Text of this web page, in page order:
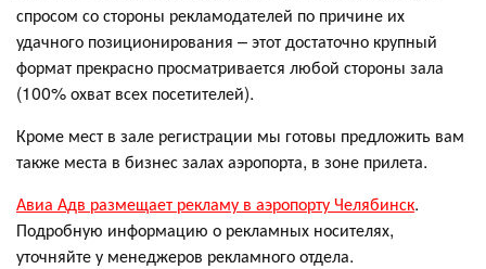
спросом со стороны рекламодателей по причине их
удачного позиционирования – этот достаточно крупный
формат прекрасно просматривается любой стороны зала
(100% охват всех посетителей).
Кроме мест в зале регистрации мы готовы предложить вам
также места в бизнес залах аэропорта, в зоне прилета.
Авиа Адв размещает рекламу в аэропорту Челябинск.
Подробную информацию о рекламных носителях,
уточняйте у менеджеров рекламного отдела.